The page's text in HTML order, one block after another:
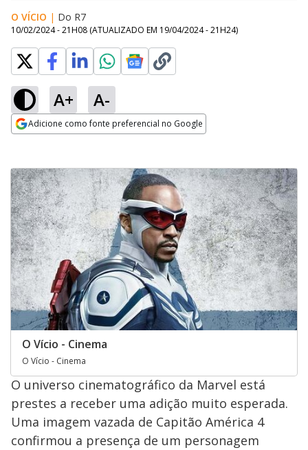
O VÍCIO | Do R7
10/02/2024 - 21H08 (ATUALIZADO EM 19/04/2024 - 21H24)
A+ A-
Adicione como fonte preferencial no Google
O Vício - Cinema
O Vício - Cinema
O universo cinematográfico da Marvel está
prestes a receber uma adição muito esperada.
Uma imagem vazada de Capitão América 4
confirmou a presença de um personagem